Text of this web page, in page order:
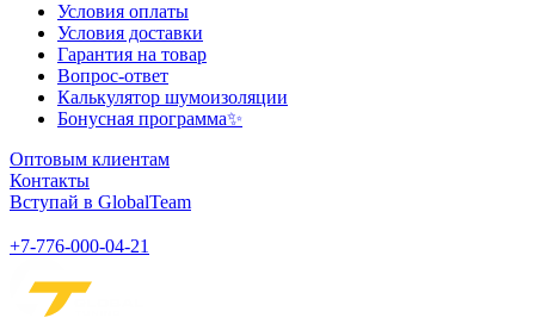
Условия оплаты
Условия доставки
Гарантия на товар
Вопрос-ответ
Калькулятор шумоизоляции
Бонусная программа✨
Оптовым клиентам
Контакты
Вступай в GlobalTeam
+7-776-000-04-21